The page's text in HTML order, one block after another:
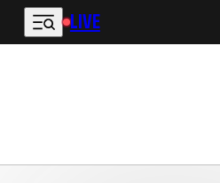
Vai al contenuto principale
LIVE